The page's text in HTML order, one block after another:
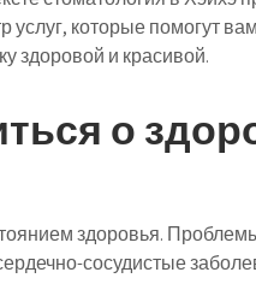
услуг, которые помогут
здоровой и красивой.
о
здоровья.
сосудистые